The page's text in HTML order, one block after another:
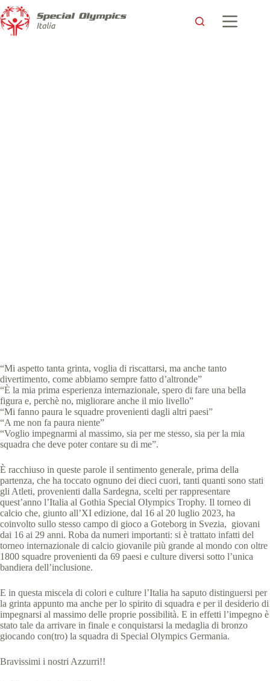
“Mi aspetto tanta grinta, voglia di riscattarsi, ma anche tanto
divertimento, come abbiamo sempre fatto d’altronde”
“È la mia prima esperienza internazionale, spero di fare una bella
figura e, perchè no, migliorare anche il mio livello”
“Mi fanno paura le squadre provenienti dagli altri paesi”
“A me non fa paura niente”
“Voglio impegnarmi al massimo, sia per me stesso, sia per la mia
squadra che deve poter contare su di me”.
È racchiuso in queste parole il sentimento generale, prima della
partenza, che ha toccato ognuno dei dieci cuori, tanti quanti sono stati
gli Atleti, provenienti dalla Sardegna, scelti per rappresentare
quest’anno l’Italia al Gothia Special Olympics Trophy. Il torneo di
calcio che, giunto all’XI edizione, dal 16 al 20 luglio 2023, ha
coinvolto sullo stesso campo di gioco a Goteborg in Svezia, giovani
dai 16 ai 29 anni. Roba da numeri importanti: si è trattato infatti del
torneo internazionale di calcio giovanile più grande al mondo con oltre
1800 squadre provenienti da 69 paesi e culture diversi sotto l’unica
bandiera dell’inclusione.
E in questa miscela di colori e culture l’Italia ha saputo distinguersi per
la grinta appunto ma anche per lo spirito di squadra e per il desiderio di
impegnarsi al massimo delle proprie possibilità. E in effetti l’impegno è
stato tale da arrivare in finale e conquistarsi la medaglia di bronzo
giocando con(tro) la squadra di Special Olympics Germania.
Bravissimi i nostri Azzurri!!